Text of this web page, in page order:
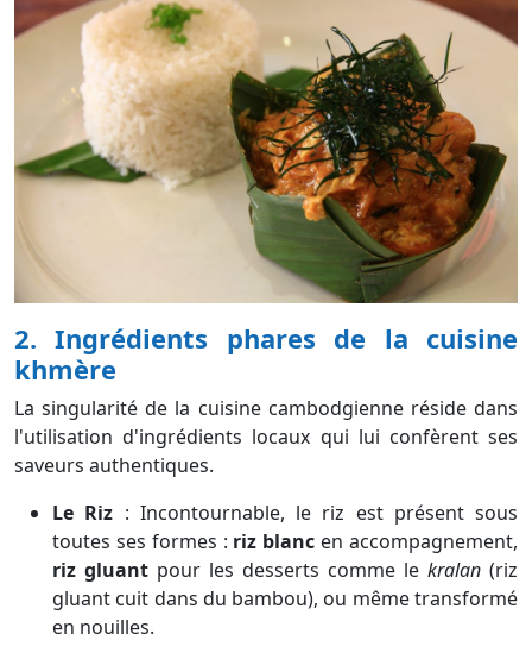
2. Ingrédients phares de la cuisine
khmère
La singularité de la cuisine cambodgienne réside dans
l'utilisation d'ingrédients locaux qui lui confèrent ses
saveurs authentiques.
Le Riz : Incontournable, le riz est présent sous
toutes ses formes : riz blanc en accompagnement,
riz gluant pour les desserts comme le kralan (riz
gluant cuit dans du bambou), ou même transformé
en nouilles.